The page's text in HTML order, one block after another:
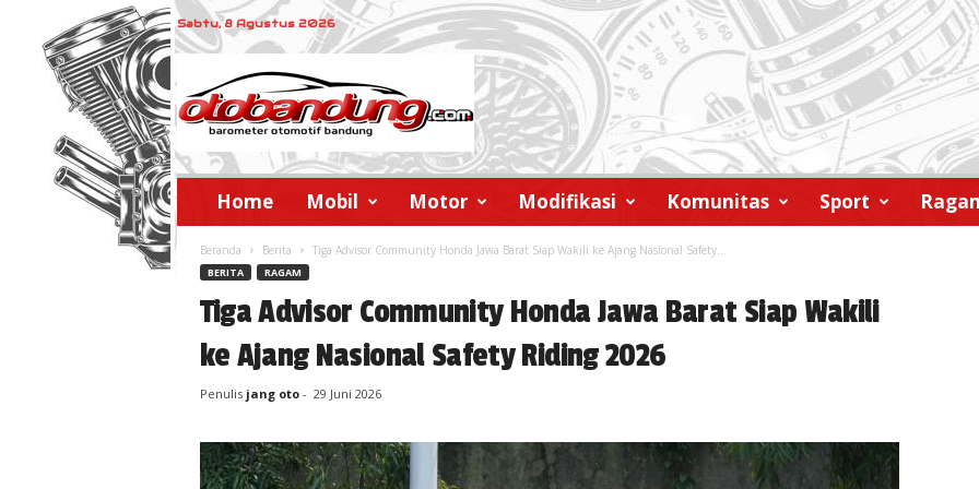
Sabtu, 8 Agustus 2026
o
b
n
u
Home Mobil Motor Modifikasi Komunitas Sport
Beranda Berita Tiga Advisor Community Honda Jawa Barat Siap Wakili ke Ajang Nasional Safety...
BERITA RAGAM
Tiga Advisor Community Honda Jawa Barat Siap Wakili
ke Ajang Nasional Safety Riding 2026
Penulis jang oto- 29 Juni 2026